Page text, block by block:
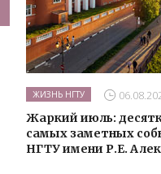
ЖИЗНЬ НГТУ
Жаркий июль:
самых заметных
НГТУ имени Р.Е.